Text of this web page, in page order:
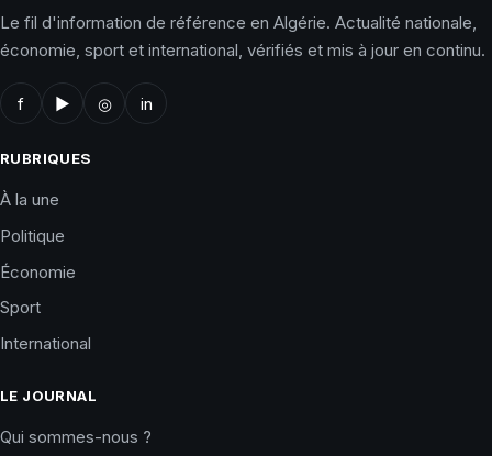
Le fil d'information de référence en Algérie. Actualité nationale,
économie, sport et international, vérifiés et mis à jour en continu.
f ▶ ◎ in
RUBRIQUES
À la une
Politique
Économie
Sport
International
LE JOURNAL
Qui sommes-nous ?